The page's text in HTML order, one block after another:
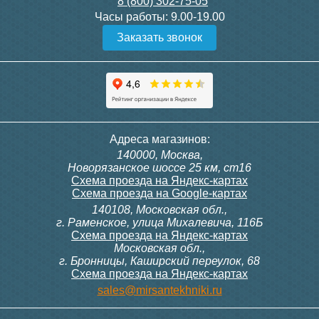
Конвектор ITT.080.200.1300
с решеткой GRILL.SGW-20-
Конвектор ITT.080.200.1000
с решеткой GRILL.SGW-20-
Конвектор ITT.080.200.1000
с решеткой GRILL.SGW-20-
Конвектор ITT.080.200.900 с
решеткой GRILL.SGA-20-
Подробнее Подробнее
300, 230В (врезной - квадр.
9 700
конвектора прямой itermic
ITFS
5 150
Часы работы: 9.00-19.00
Заказать звонок
Адреса магазинов:
140000, Москва,
Новорязанское шоссе 25 км, ст16
Схема проезда на Яндекс-картах
Схема проезда на Google-картах
140108, Московская обл.,
г. Раменское, улица Михалевича, 116Б
Схема проезда на Яндекс-картах
Московская обл.,
г. Бронницы, Каширский переулок, 68
Схема проезда на Яндекс-картах
sales@mirsantekhniki.ru